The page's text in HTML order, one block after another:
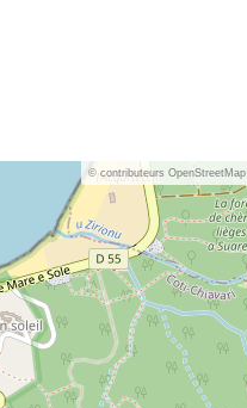
© contributeurs OpenStreetMap